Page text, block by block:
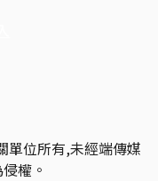
單位所有,未經端傳媒
權。